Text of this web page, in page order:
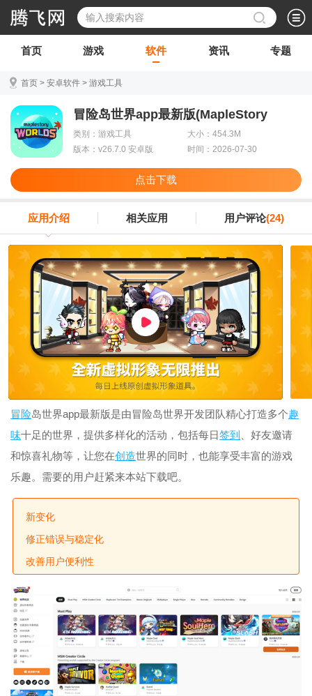
首页 游戏 软件 资讯 专题
首页 > 安卓软件 > 游戏工具
冒险岛世界app最新版(MapleStory
Worlds)
类别：游戏工具
大小：454.3M
版本：v26.7.0 安卓版
时间：2026-07-30
点击下载
应用介绍 相关应用 用户评论(24)
冒险岛世界app最新版是由冒险岛世界开发团队精心打造多个趣
味十足的世界，提供多样化的活动，包括每日签到
、好友邀请
和惊喜礼物等，让您在创造世界的同时，也能享受丰富的游戏
乐趣。需要的用户赶紧来本站下载吧。
新变化
修正错误与稳定化
改善用户便利性